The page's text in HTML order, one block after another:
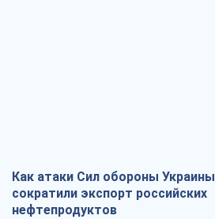
Как атаки Сил обороны Украины
сократили экспорт российских
нефтепродуктов